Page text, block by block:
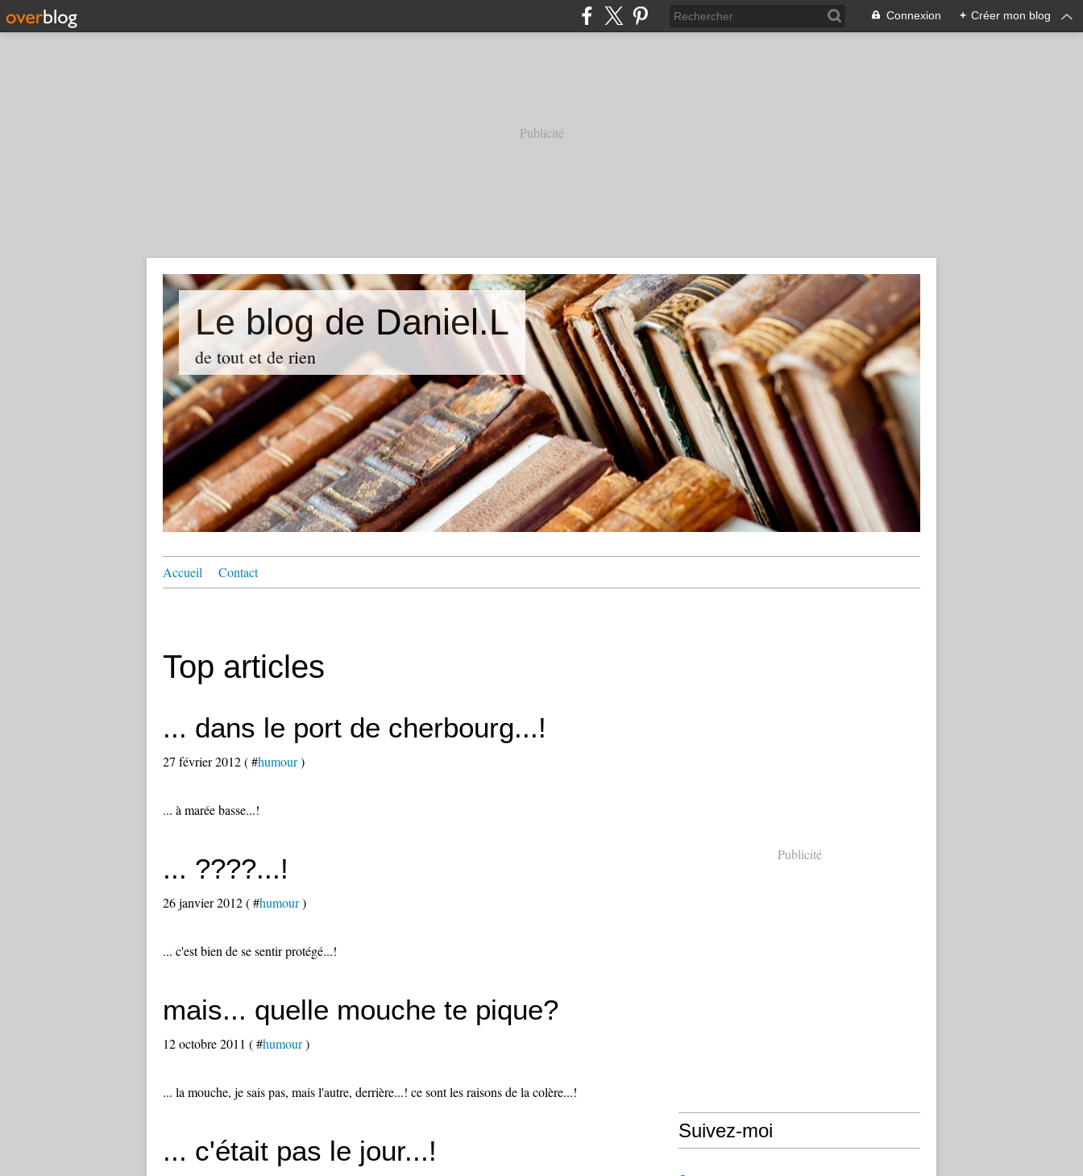
Connexion + Créer mon blog
Publicité
Le blog de Daniel.L
de tout et de rien
Accueil Contact
Top articles
... dans le port de cherbourg...!
27 février 2012 ( #humour)
... à marée basse...!
... ????...!
26 janvier 2012 ( #humour)
... c'est bien de se sentir protégé...!
mais... quelle mouche te pique?
12 octobre 2011 ( #humour)
... la mouche, je sais pas, mais l'autre, derrière...! ce sont les raisons de la colère...!
... c'était pas le jour...!
Publicité
Suivez-moi